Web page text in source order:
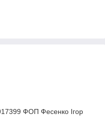
ФОП Фесенко Ігор